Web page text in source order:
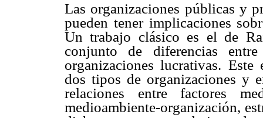
Las organizaciones públicas y
pueden tener implicaciones
Un trabajo clásico es el de
conjunto de diferencias
organizaciones lucrativas.
dos tipos de organizaciones y
relaciones entre factores
medioambiente-organización,